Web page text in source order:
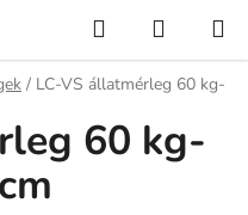
KeresésKOSÁR
/ LC-VS állatmérleg 60 kg-
60 kg-